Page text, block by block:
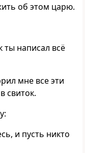
об этом царю.
ты написал всё
мне все эти
свиток.
и пусть никто